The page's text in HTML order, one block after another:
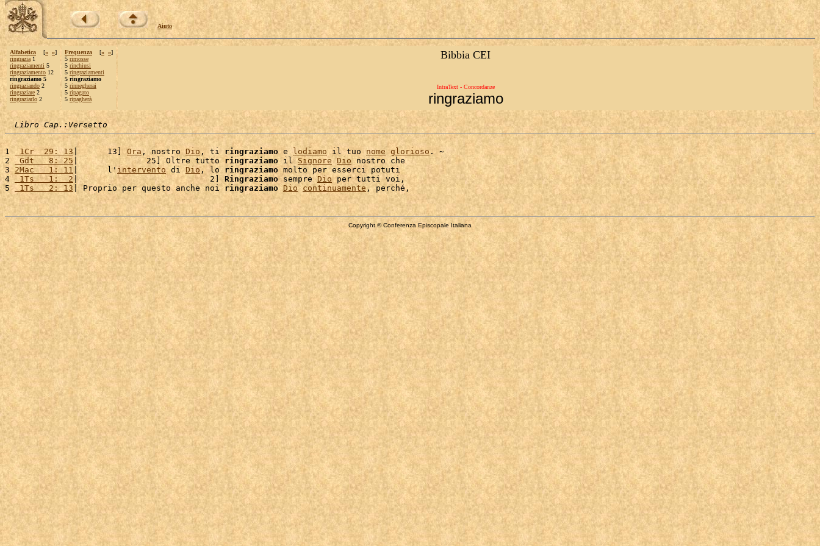
Aiuto
Alfabetica [« »]
ringrazia 1
ringraziamenti 5
ringraziamento 12
ringraziamo 5
ringraziando 2
ringraziare 2
ringraziarlo 2
Frequenza [« »]
5 rimosse
5 rinchiusi
5 ringraziamenti
5 ringraziamo
5 rinnegherai
5 ripagato
5 ripagherà
Bibbia CEI
IntraText - Concordanze
ringraziamo
Libro Cap.:Versetto
1 1Cr  29: 13|      13] Ora , nostro Dio , ti ringraziamo e lodiamo il tuo nome glorioso . ~
2
Gdt   8: 25 |              25] Oltre tutto ringraziamo il Signore Dio nostro che
3 2Mac   1: 11 |      l' intervento di Dio, lo ringraziamo molto per esserci potuti
4
1Ts   1:  2|                           2] Ringraziamo sempre Dio per tutti voi,
5 1Ts   2: 13 | Proprio per questo anche noi ringraziamo Dio continuamente
Copyright © Conferenza Episcopale Italiana